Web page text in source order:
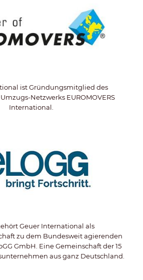
Neumöbellogistik
News
ist Gründungsmitglied des
Netzwerks EUROMOVERS
International.
Geuer International als
zu dem Bundesweit agierenden
GmbH. Eine Gemeinschaft der 15
aus ganz Deutschland.